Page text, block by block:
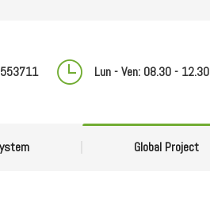
Lun - Ven: 08.30 - 12.30
Global Project